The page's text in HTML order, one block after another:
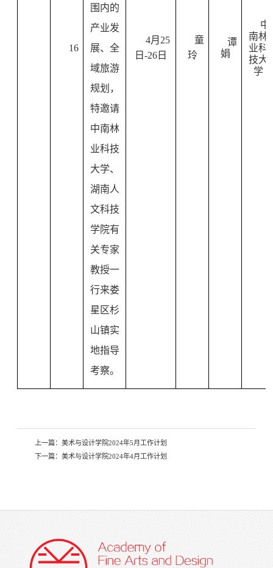
16
围内的
产业发
展、全
域旅游
规划，
特邀请
中南林
业科技
大学、
湖南人
文科技
学院有
关专家
教授一
行来娄
星区杉
山镇实
地指导
考察。
4月 25
日 -26 日
童
玲
谭
娟
中
南林
业科
技大
学
上一篇： 美术与设计学院2024年5月工作计划
下一篇： 美术与设计学院2024年4月工作计划